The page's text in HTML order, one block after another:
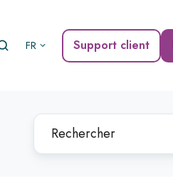
FR Support client